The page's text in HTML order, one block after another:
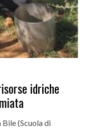
idriche
(Scuola di